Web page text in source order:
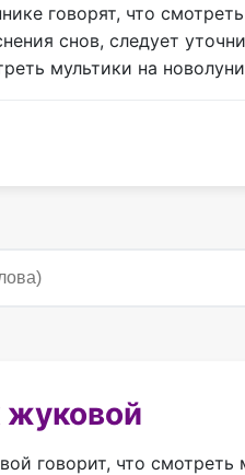
говорят, что
снов, следует
мультики на
говорит, что